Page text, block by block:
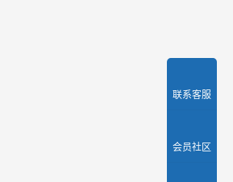
联系客服
会员社区